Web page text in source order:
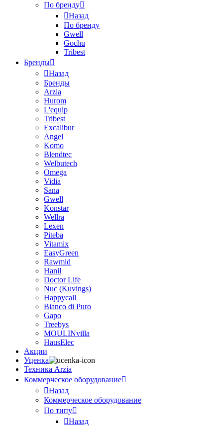
По бренду
Назад
По бренду
Gwell
Gochu
Tribest
Бренды
Назад
Бренды
Arzia
Hurom
L'equip
Tribest
Excalibur
Angel
Komo
Blendtec
Welbutech
Omega
Vidia
Sana
Gwell
Konstar
Wellra
Lexen
Piteba
Vitamix
EasyGreen
Rawmid
Hanil
Doctor Life
Nuc (Kuvings)
Happycall
Bianco di Puro
Gapo
Treebys
MOULINvilla
HausElec
Акции
Уценка
Техника Arzia
Коммерческое оборудование
Назад
Коммерческое оборудование
По типу
Назад